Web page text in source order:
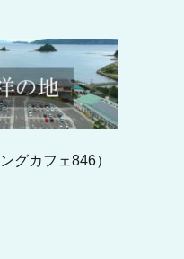
グカフェ846）